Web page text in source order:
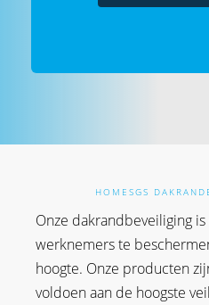
HOME SGS
Onze dakrandbeveiliging
werknemers te
hoogte. Onze producten
voldoen aan de hoogste